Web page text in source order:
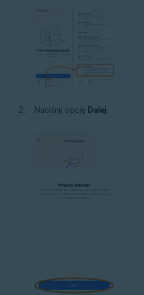
Naciśnij opcję Dalej.